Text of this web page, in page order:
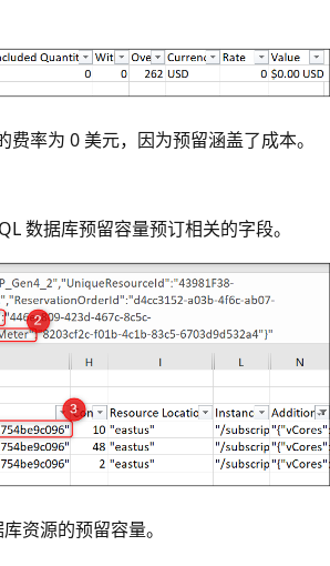
率为 0 美元，因为预留涵盖了成本。
数据库预留容量预订相关的字段。
资源的预留容量。